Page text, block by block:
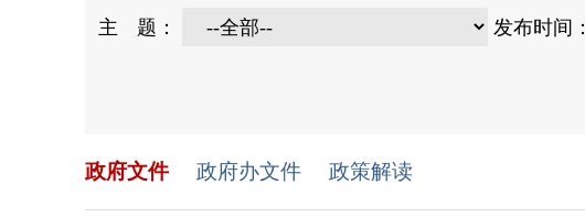
主 题： 发布时间：
政府文件 政府办文件 政策解读